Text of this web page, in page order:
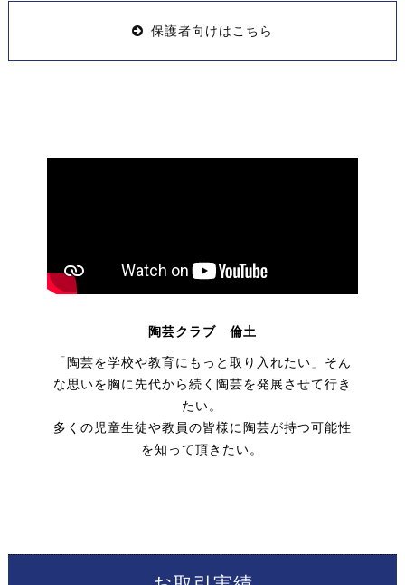
保護者向けはこちら
陶芸クラブ 倫土
「陶芸を学校や教育にもっと取り入れたい」そん
な思いを胸に先代から続く陶芸を発展させて行き
たい。 ​
多くの児童生徒や教員の皆様に陶芸が持つ可能性
を知って頂きたい。